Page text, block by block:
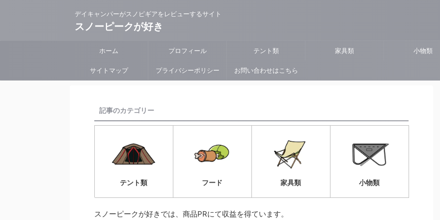
デイキャンパーがスノピギアをレビューするサイト
スノーピークが好き
ホーム プロフィール テント類 家具類 小物類
サイトマップ プライバシーポリシー お問い合わせはこちら
記事のカテゴリー
テント類 フード 家具類 小物類
スノーピークが好きでは、商品PRにて収益を得ています。